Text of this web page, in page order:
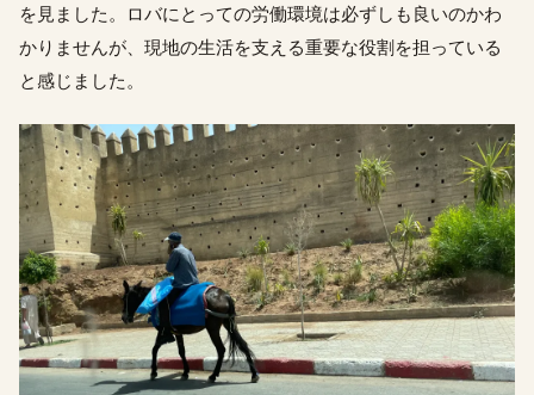
を見ました。ロバにとっての労働環境は必ずしも良いのかわ
かりませんが、現地の生活を支える重要な役割を担っている
と感じました。